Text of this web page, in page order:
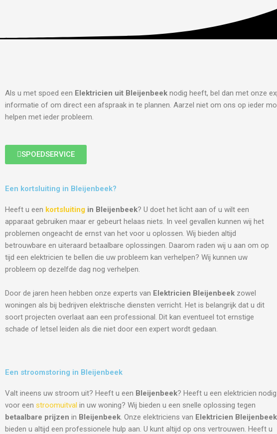
Als u met spoed een Elektricien uit Bleijenbeek nodig heeft, bel dan met onze
informatie of om direct een afspraak in te plannen. Aarzel niet om ons op ieder
helpen met ieder probleem.
SPOEDSERVICE
Een kortsluiting in Bleijenbeek?
Heeft u een kortsluiting in Bleijenbeek? U doet het licht aan of u wilt een
apparaat gebruiken maar er gebeurt helaas niets. In veel gevallen kunnen wij het
problemen ongeacht de ernst van het voor u oplossen. Wij bieden altijd
betrouwbare en uiteraard betaalbare oplossingen. Daarom raden wij u aan om op
tijd een elektricien te bellen die uw probleem kan verhelpen? Wij kunnen uw
probleem op dezelfde dag nog verhelpen.
Door de jaren heen hebben onze experts van Elektricien Bleijenbeek zowel
woningen als bij bedrijven elektrische diensten verricht. Het is belangrijk dat u dit
soort projecten overlaat aan een professional. Dit kan eventueel tot ernstige
schade of letsel leiden als die niet door een expert wordt gedaan.
Een stroomstoring in Bleijenbeek
Valt ineens uw stroom uit? Heeft u een Bleijenbeek? Heeft u een elektricien nodig
voor een stroomuitval in uw woning? Wij bieden u een snelle oplossing tegen
betaalbare prijzen in Bleijenbeek. Onze elektriciens van Elektricien Bleijenbeek
bieden u altijd een professionele hulp aan. U kunt altijd op ons vertrouwen. Heeft u